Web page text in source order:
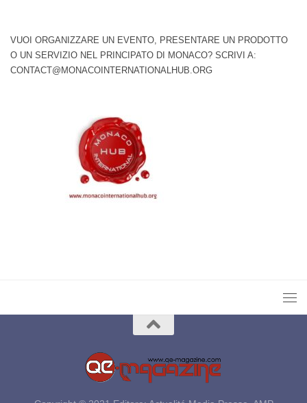
VUOI ORGANIZZARE UN EVENTO, PRESENTARE UN PRODOTTO
O UN SERVIZIO NEL PRINCIPATO DI MONACO? SCRIVI A:
CONTACT@MONACOINTERNATIONALHUB.ORG